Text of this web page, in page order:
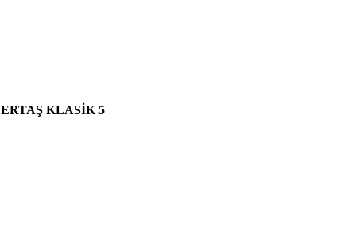
ERTAŞ KLASİK 5